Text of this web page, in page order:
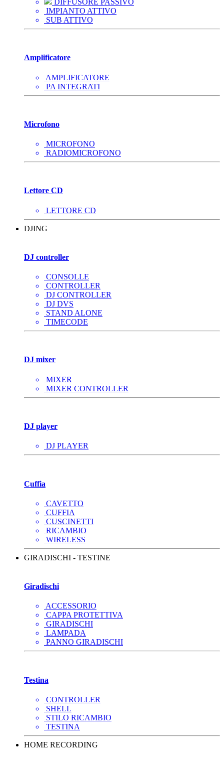
DIFFUSORE PASSIVO
IMPIANTO ATTIVO
SUB ATTIVO
Amplificatore
AMPLIFICATORE
PA INTEGRATI
Microfono
MICROFONO
RADIOMICROFONO
Lettore CD
LETTORE CD
DJING
DJ controller
CONSOLLE
CONTROLLER
DJ CONTROLLER
DJ DVS
STAND ALONE
TIMECODE
DJ mixer
MIXER
MIXER CONTROLLER
DJ player
DJ PLAYER
Cuffia
CAVETTO
CUFFIA
CUSCINETTI
RICAMBIO
WIRELESS
GIRADISCHI - TESTINE
Giradischi
ACCESSORIO
CAPPA PROTETTIVA
GIRADISCHI
LAMPADA
PANNO GIRADISCHI
Testina
CONTROLLER
SHELL
STILO RICAMBIO
TESTINA
HOME RECORDING